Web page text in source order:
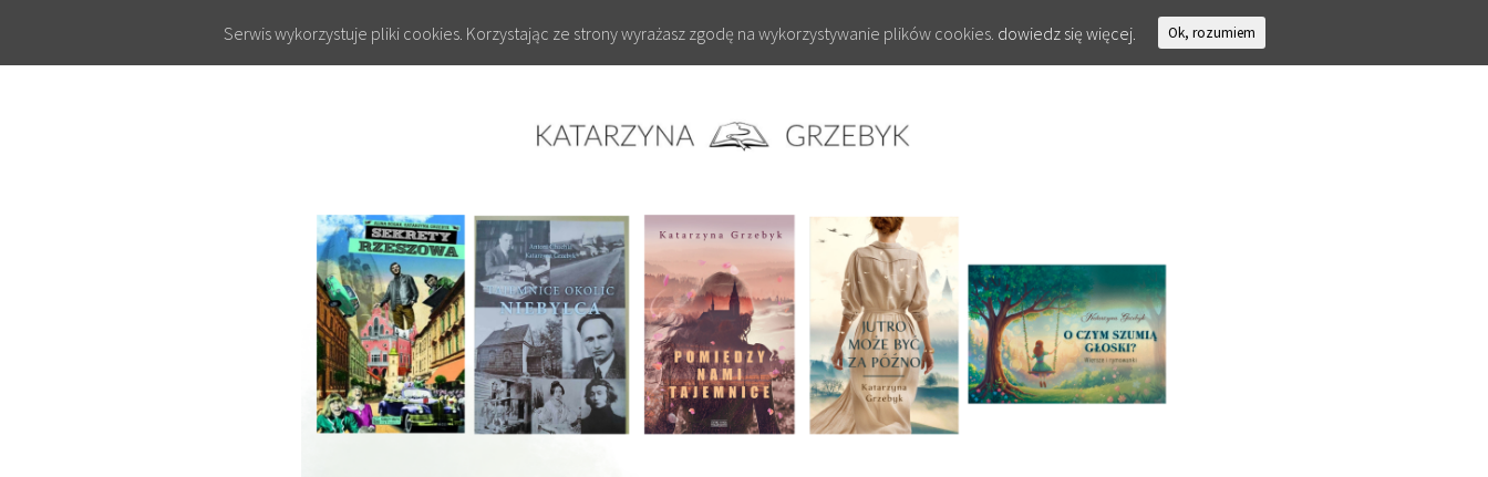
Serwis wykorzystuje pliki cookies. Korzystając ze strony wyrażasz zgodę na wykorzystywanie plików cookies. dowiedz się więcej. Ok, rozumiem